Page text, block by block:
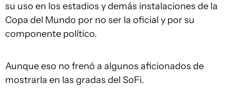
su uso en los estadios y demás instalaciones de la
Copa del Mundo por no ser la oficial y por su
componente político.
Aunque eso no frenó a algunos aficionados de
mostrarla en las gradas del SoFi.